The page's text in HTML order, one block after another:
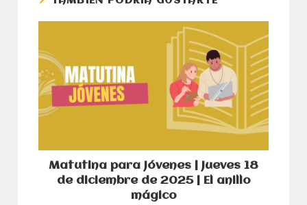
Matutina para Jóvenes | Jueves 18
de diciembre de 2025 | El anillo
mágico